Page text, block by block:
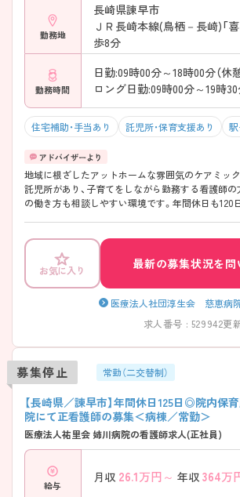
勤務地
長崎県諫早市
ＪＲ長崎本線(鳥栖－長崎)「
歩8分
勤務時間
日勤:09時00分～18時00分（休
ロング日勤:09時00分～19時30分
住宅補助・手当あり 託児所・保育支援あり 駅
地域に根ざしたアットホームな雰囲気のケアミッ
託児所があり、子育てをしながら勤務する看護師の
の働き方も相談しやすい環境です。年間休日も120
お気に入り 最新の募集状況を問
医療法人社団淳生会 慈恵病
求人番号 : 529942更
募集停止 常勤（二交替制）
【長崎県／諫早市】年間休日125日◎院内保
院にて正看護師の募集＜病棟／常勤＞
医療法人祐里会 姉川病院の看護師求人(正社員)
給与
月収 26.1万円～ 年収 364万